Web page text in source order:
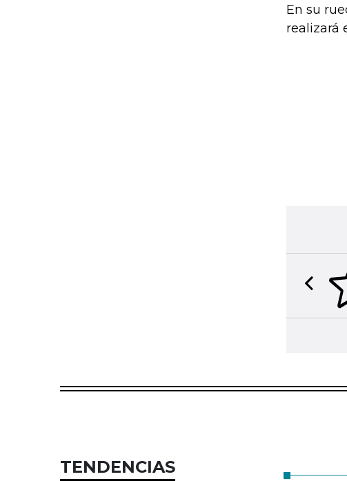
En su
realizará
TENDENCIAS